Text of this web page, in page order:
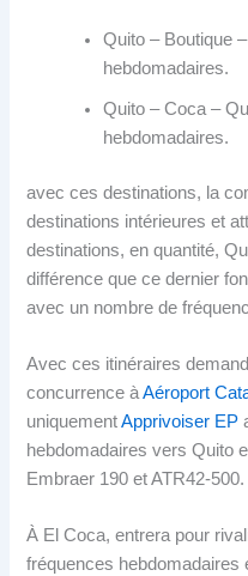
Quito – Boutique
hebdomadaires.
Quito – Coca –
hebdomadaires.
avec ces destinations, la
destinations intérieures et
destinations, en quantité,
différence que ce dernier
avec un nombre de
Avec ces itinéraires
concurrence àAéroport
uniquementApprivoiser EP
hebdomadaires vers Quito
Embraer 190 et ATR42-500.
À El Coca, entrera pour
fréquences hebdomadaires